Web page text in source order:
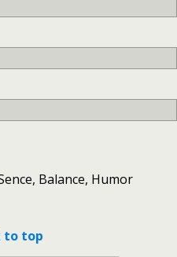
Balance, Humor
to top